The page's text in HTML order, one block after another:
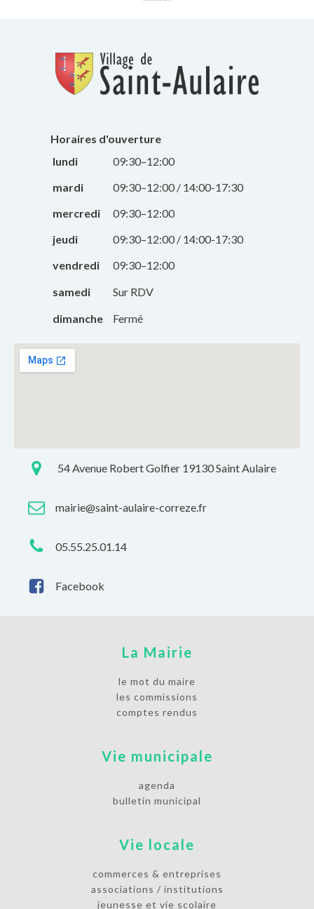
Horaires d'ouverture
lundi
09:30–12:00
mardi
09:30–12:00 / 14:00-17:30
mercredi
09:30–12:00
jeudi
09:30–12:00 / 14:00-17:30
vendredi
09:30–12:00
samedi
Sur RDV
dimanche
Fermé
54 Avenue Robert Golfier 19130 Saint Aulaire
mairie@saint-aulaire-correze.fr
05.55.25.01.14
Facebook
La Mairie
le mot du maire
les commissions
comptes rendus
Vie municipale
agenda
bulletin municipal
Vie locale
commerces & entreprises
associations / institutions
jeunesse et vie scolaire